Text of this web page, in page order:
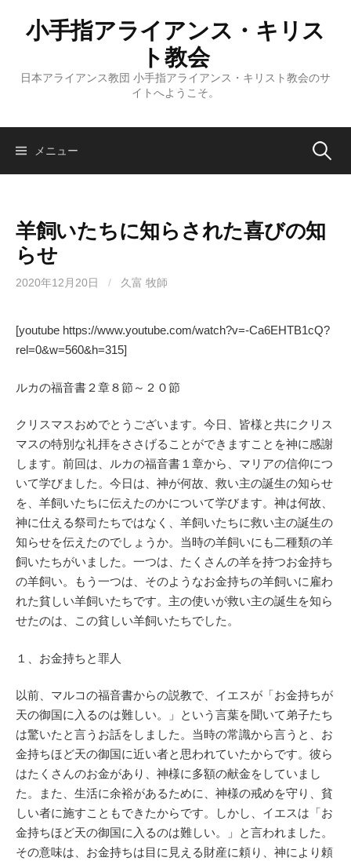
ス
小手指アライアンス・キリス
ト教会
日本アライアンス教団 小手指アライアンス・キリスト教会のサ
イトへようこそ。
メニュー 検
羊飼いたちに知らされた喜びの知
らせ
2020年12月20日 / 久富 牧師
[youtube https://www.youtube.com/watch?v=-Ca6EHTB1cQ?
rel=0&w=560&h=315]
ルカの福音書２章８節～２０節
クリスマスおめでとうございます。今日、皆様と共にクリス
マスの特別な礼拝をささげることができますことを神に感謝
します。前回は、ルカの福音書１章から、マリアの信仰につ
いて学びました。今日は、神が何故、救い主の誕生の知らせ
を、羊飼いたちに伝えたのかについて学びます。神は何故、
神に仕える祭司たちではなく、羊飼いたちに救い主の誕生の
知らせを伝えたのでしょうか。当時の羊飼いにも二種類の羊
飼いたちがいました。一つは、たくさんの羊を持つお金持ち
の羊飼い。もう一つは、そのようなお金持ちの羊飼いに雇わ
れた貧しい羊飼いたちです。主の使いが救い主の誕生を知ら
せたのは、この貧しい羊飼いたちでした。
１、お金持ちと罪人
以前、マルコの福音書からの説教で、イエスが「お金持ちが
天の御国に入るのは難しい。」という言葉を聞いて弟子たち
は驚いたと言うお話をしました。当時の常識から言うと、お
金持ちほど天の御国に近い者と思われていたからです。彼ら
はたくさんのお金があり、神様に多額の献金をしていまし
た。また、生活に余裕があるために、神様の戒めを守り、貧
しい者に施すこともできたからです。しかし、イエスは「お
金持ちほど天の御国に入るのは難しい。」と言われました。
その意味は、お金持ちは目に見える財産に頼り、神により頼